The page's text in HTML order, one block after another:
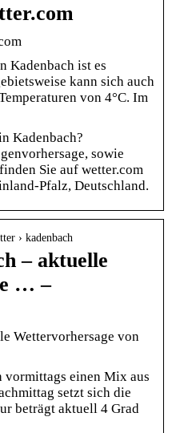
Kadenbach ist es
kann sich auch
von 4°C. Im
Kadenbach?
sowie
Sie auf wetter.com
Pfalz, Deutschland.
› kadenbach
– aktuelle
… –
Wettervorhersage von
vormittags einen Mix aus
setzt sich die
beträgt aktuell 4 Grad